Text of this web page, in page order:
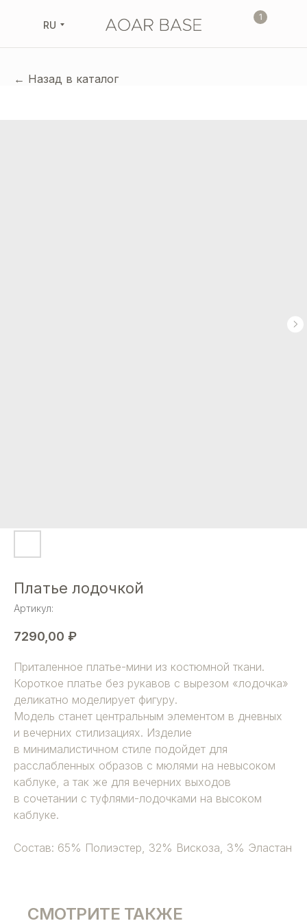
1
RU
← Назад в каталог
Платье лодочкой
Артикул:
7290,00 ₽
Приталенное платье-мини из костюмной ткани.
Короткое платье без рукавов с вырезом «лодочка»
деликатно моделирует фигуру.
Модель станет центральным элементом в дневных
и вечерних стилизациях. Изделие
в минималистичном стиле подойдет для
расслабленных образов с мюлями на невысоком
каблуке, а так же для вечерних выходов
в сочетании с туфлями-лодочками на высоком
каблуке.
Состав: 65% Полиэстер, 32% Вискоза, 3% Эластан
СМОТРИТЕ ТАКЖЕ